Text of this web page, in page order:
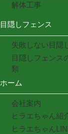
解体工事
目隠しフェンス
失敗しない目隠
目隠しフェンス
類
ホーム
会社案内
ヒラエちゃん紹
ヒラエちゃん